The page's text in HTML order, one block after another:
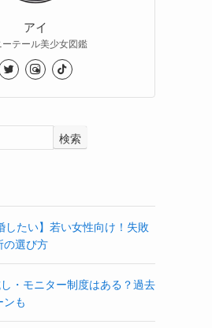
アイ
ーテール美少女図鑑
検索
したい】若い女性向け！失敗
の選び方
・モニター制度はある？過去
も